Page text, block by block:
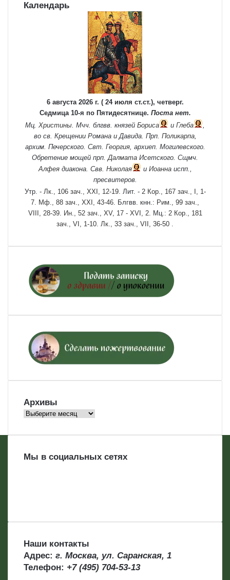
Календарь
6 августа 2026 г. ( 24 июля ст.ст.), четверг.
Седмица 10-я по Пятидесятнице. Поста нет.
Мц. Христины . Мчч. блгвв. князей Бориса и Глеба
во св. Крещении Романа и Давида. Прп. Поликарпа,
архим. Печерского. Свт. Георгия, архиеп. Могилевского.
Обретение мощей прп. Далмата Исетского. Сщмч.
Алфеядиакона. Свв. Николая и Иоаннаиспп.,
пресвитеров.
Утр. - Лк., 106 зач., XXI, 12-19. Лит. - 2 Кор., 167 зач., I, 1-
7.
Мф., 88 зач., XXI, 43-46. Блгвв. кнн.: Рим., 99 зач.,
VIII, 28-39.
Ин., 52 зач., XV, 17 - XVI, 2. Мц.: 2 Кор., 181
зач., VI, 1-10. Лк., 33 зач., VII, 36-50
Архивы
Архивы
Мы в социальных сетях
Наши контакты
Адрес: г. Москва, ул. Саранская, 1
Телефон: +7 (495) 704-53-13